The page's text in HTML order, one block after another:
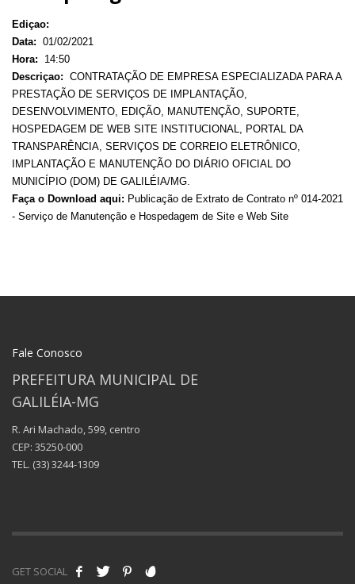
Ediçao:
Data: 01/02/2021
Hora:
14:50
Descriçao: CONTRATAÇÃO DE EMPRESA ESPECIALIZADA PARA A
PRESTAÇÃO DE SERVIÇOS DE IMPLANTAÇÃO,
DESENVOLVIMENTO, EDIÇÃO, MANUTENÇÃO, SUPORTE,
HOSPEDAGEM DE WEB SITE INSTITUCIONAL, PORTAL DA
TRANSPARÊNCIA, SERVIÇOS DE CORREIO ELETRÔNICO,
IMPLANTAÇÃO E MANUTENÇÃO DO DIÁRIO OFICIAL DO
MUNICÍPIO (DOM) DE GALILÉIA/MG.
Faça o Download aqui: Publicação de Extrato de Contrato nº 014-2021
- Serviço de Manutenção e Hospedagem de Site e Web Site
Fale Conosco
PREFEITURA MUNICIPAL DE
GALILÉIA-MG
R. Ari Machado, 599, centro
CEP: 35250-000
TEL. (33) 3244-1309
GET SOCIAL